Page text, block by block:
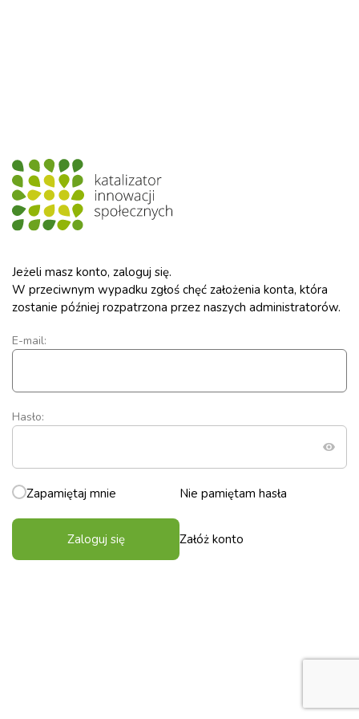
Jeżeli masz konto, zaloguj się.
W przeciwnym wypadku zgłoś chęć założenia konta, która
zostanie później rozpatrzona przez naszych administratorów.
E-mail:
Hasło:
Zapamiętaj mnie Nie pamiętam hasła
Zaloguj się Załóż konto